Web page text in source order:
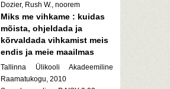
Dozier, Rush W., noorem
Miks me vihkame : kuidas
mõista, ohjeldada ja
kõrvaldada vihkamist meis
endis ja meie maailmas
Tallinna Ülikooli Akadeemiline
Raamatukogu, 2010